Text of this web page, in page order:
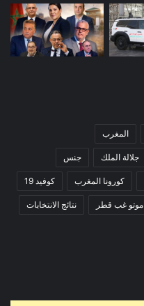
المغرب
جلالة الملك جنس
كورونا المغرب كوفيد 19
موتو غب قطر نتائج الانتخابات